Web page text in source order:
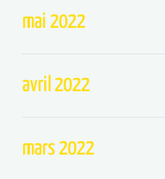
mai 2022
avril 2022
mars 2022